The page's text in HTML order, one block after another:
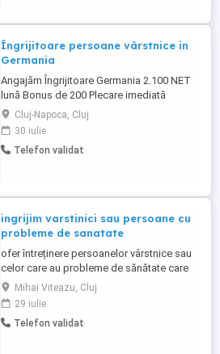
Îngrijitoare persoane vârstnice in
Germania
Angajăm Îngrijitoare Germania 2.100 NET
lună Bonus de 200 Plecare imediată
Căutăm o îngrijitoare pentru îngrijirea unei
doamne cu Parkinson. Limba germană
minim B1 Experiență în îngrijirea
persoanelor vârstnice Cazare asigurată
Cluj-Napoca, Cluj
30 iulie
Telefon validat
ingrijim varstinici sau persoane cu
probleme de sanatate
ofer întreținere persoanelor vârstnice sau
celor care au probleme de sănătate care
din cauza bătrâneții sau a unor probleme
locomotorii nu se mai pot descurca
singuri ! Turda jud.cluj. mai multe detalii la
Tell . -Dorin
Mihai Viteazu, Cluj
29 iulie
Telefon validat